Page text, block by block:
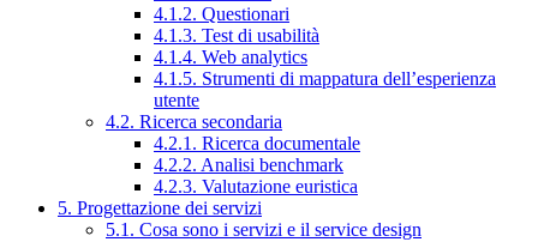
4.1.2. Questionari
4.1.3. Test di usabilità
4.1.4. Web analytics
4.1.5. Strumenti di mappatura dell’esperienza
utente
4.2. Ricerca secondaria
4.2.1. Ricerca documentale
4.2.2. Analisi benchmark
4.2.3. Valutazione euristica
5. Progettazione dei servizi
5.1. Cosa sono i servizi e il service design